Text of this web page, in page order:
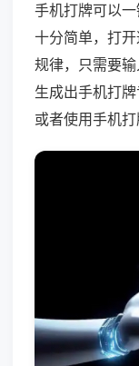
手机打牌可以
十分简单，打
规律，只需要
生成出手机打
或者使用手机打